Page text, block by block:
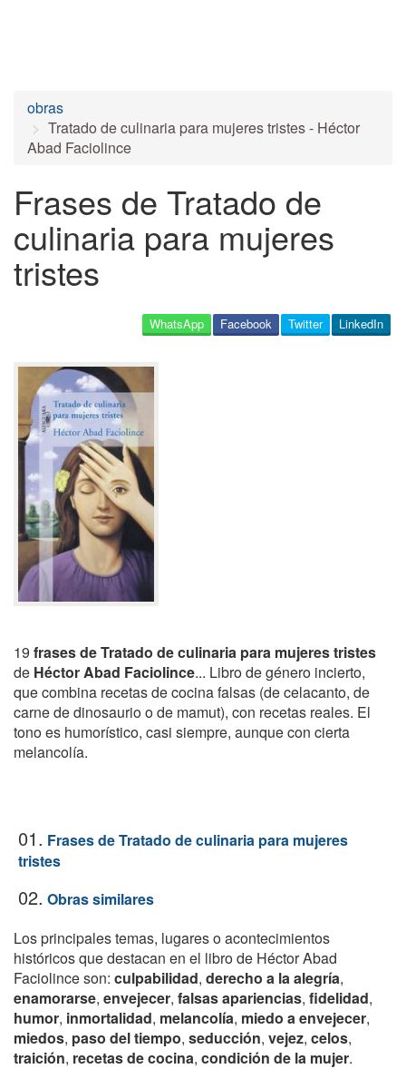
obras
Tratado de culinaria para mujeres tristes - Héctor
Abad Faciolince
Frases de Tratado de
culinaria para mujeres
tristes
LinkedIn
Twitter
Facebook
WhatsApp
19 frases de Tratado de culinaria para mujeres tristes
de Héctor Abad Faciolince... Libro de género incierto,
que combina recetas de cocina falsas (de celacanto, de
carne de dinosaurio o de mamut), con recetas reales. El
tono es humorístico, casi siempre, aunque con cierta
melancolía.
01. Frases de Tratado de culinaria para mujeres
tristes
02. Obras similares
Los principales temas, lugares o acontecimientos
históricos que destacan en el libro de Héctor Abad
Faciolince son: culpabilidad, derecho a la alegría,
enamorarse, envejecer, falsas apariencias, fidelidad,
humor, inmortalidad, melancolía, miedo a envejecer,
miedos, paso del tiempo, seducción, vejez, celos,
traición, recetas de cocina, condición de la mujer.